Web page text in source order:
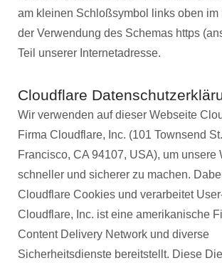
am kleinen Schloßsymbol links oben im
der Verwendung des Schemas https
Teil unserer Internetadresse.
Cloudflare
Wir verwenden auf dieser Webseite
Firma Cloudflare, Inc. (101 Townsend
Francisco, CA 94107, USA), um unsere
schneller und sicherer zu machen.
Cloudflare Cookies und verarbeitet
Cloudflare, Inc. ist eine amerikanische
Content Delivery Network und diverse
Sicherheitsdienste bereitstellt. Diese